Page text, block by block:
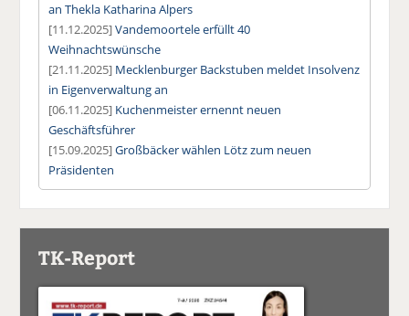
an Thekla Katharina Alpers
[11.12.2025]Vandemoortele erfüllt 40
Weihnachtswünsche
[21.11.2025] Mecklenburger Backstuben meldet Insolvenz
in Eigenverwaltung an
[06.11.2025] Kuchenmeister ernennt neuen
Geschäftsführer
[15.09.2025]Großbäcker wählen Lötz zum neuen
Präsidenten
TK-Report